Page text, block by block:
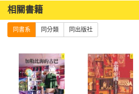
相關書籍
同書系 同分類 同出版社